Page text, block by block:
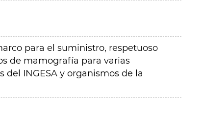
para el suministro, respetuoso
de mamografía para varias
INGESA y organismos de la